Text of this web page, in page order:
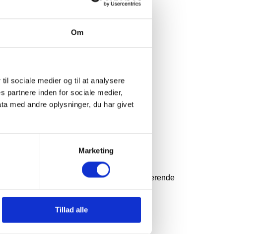
Om
sociale medier og til at analysere
partnere inden for sociale medier,
med andre oplysninger, du har givet
Marketing
Tillad alle
team. Vi tilbyder et engageret og velfungerende
Vi tilbyder løn efter kvalifikationer og